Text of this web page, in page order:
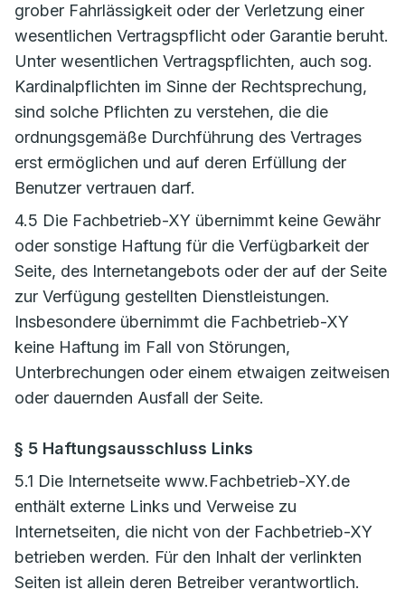
grober Fahrlässigkeit oder der Verletzung einer
wesentlichen Vertragspflicht oder Garantie beruht.
Unter wesentlichen Vertragspflichten, auch sog.
Kardinalpflichten im Sinne der Rechtsprechung,
sind solche Pflichten zu verstehen, die die
ordnungsgemäße Durchführung des Vertrages
erst ermöglichen und auf deren Erfüllung der
Benutzer vertrauen darf.
4.5 Die Fachbetrieb-XY übernimmt keine Gewähr
oder sonstige Haftung für die Verfügbarkeit der
Seite, des Internetangebots oder der auf der Seite
zur Verfügung gestellten Dienstleistungen.
Insbesondere übernimmt die Fachbetrieb-XY
keine Haftung im Fall von Störungen,
Unterbrechungen oder einem etwaigen zeitweisen
oder dauernden Ausfall der Seite.
§ 5 Haftungsausschluss Links
5.1 Die Internetseite www.Fachbetrieb-XY.de
enthält externe Links und Verweise zu
Internetseiten, die nicht von der Fachbetrieb-XY
betrieben werden. Für den Inhalt der verlinkten
Seiten ist allein deren Betreiber verantwortlich.